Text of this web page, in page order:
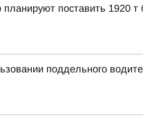
поставить 1920 т
поддельного